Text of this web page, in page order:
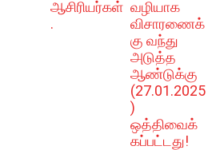
ஆசிரியர்கள்
.
வழியாக
விசாரணைக்
கு வந்து
அடுத்த
ஆண்டுக்கு
(27.01.2025
)
ஒத்திவைக்
கப்பட்டது!